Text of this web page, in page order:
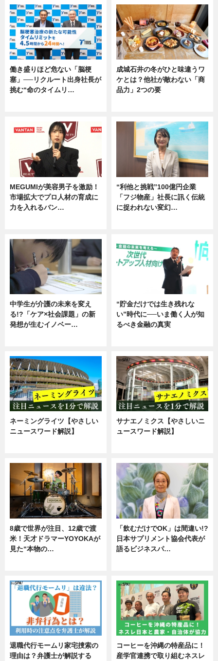
働き盛りほど危ない「脳梗
塞」──リクルート出身社長が
挑む“命のタイムリ…
成城石井の冬がひと味違うワ
ケとは？他社が敵わない「商
品力」2つの要
MEGUMIが美容男子を激励！
市場拡大でプロ人材の育成に
力を入れるバン…
“利他と挑戦”100億円企業
「フジ物産」社長に訊く伝統
に捉われない変幻…
中学生が介護の未来を変え
る!?「ケア×社会課題」の新
発想が生むイノベー…
“貯金だけでは生き残れな
い”時代に──いま働く人が知
るべき金融の真実
ネーミングライツ【やさしい
ニュースワード解説】
サナエノミクス【やさしいニ
ュースワード解説】
8歳で世界が注目、12歳で渡
米！天才ドラマーYOYOKAが
見た“本物の…
「飲むだけでOK」は間違い!?
日本サプリメント協会代表が
語るビジネスパ…
退職代行モームリ家宅捜索の
理由は？弁護士が解説する
コーヒーを沖縄の特産品に！
産学官連携で取り組むネスレ